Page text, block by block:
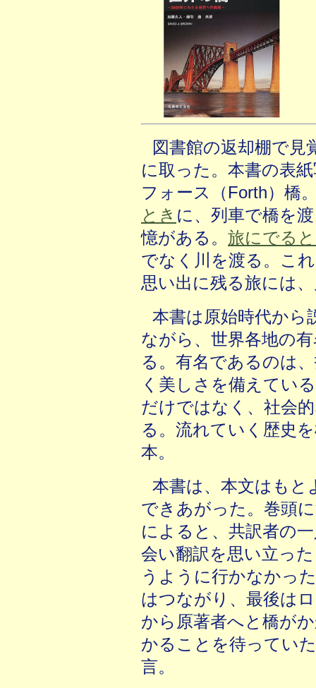
図書館の返却棚で見
に取った。本書の表
フォース（Forth）橋
とき に、列車で橋を
憶がある。 旅にでる
でなく川を渡る。こ
思い出に残る旅には
本書は原始時代から
ながら、世界各地の
る。有名であるのは
く美しさを備えてい
だけではなく、社会
る。流れていく歴史
本。
本書は、本文はもと
できあがった。巻頭
によると、共訳者の
会い翻訳を思い立っ
うように行かなかっ
はつながり、最後は
から原著者へと橋が
かることを待ってい
言。